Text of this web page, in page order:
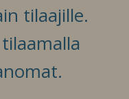
tilaajille.